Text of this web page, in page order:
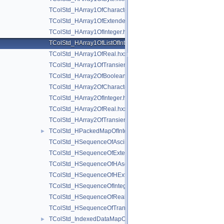
TColStd_HArray1OfCharacter.hxx
TColStd_HArray1OfExtendedString.hxx
TColStd_HArray1OfInteger.hxx
TColStd_HArray1OfListOfInteger.hxx
TColStd_HArray1OfReal.hxx
TColStd_HArray1OfTransient.hxx
TColStd_HArray2OfBoolean.hxx
TColStd_HArray2OfCharacter.hxx
TColStd_HArray2OfInteger.hxx
TColStd_HArray2OfReal.hxx
TColStd_HArray2OfTransient.hxx
►
TColStd_HPackedMapOfInteger.hxx
TColStd_HSequenceOfAsciiString.hxx
TColStd_HSequenceOfExtendedString.hxx
TColStd_HSequenceOfHAsciiString.hxx
TColStd_HSequenceOfHExtendedString.hxx
TColStd_HSequenceOfInteger.hxx
TColStd_HSequenceOfReal.hxx
TColStd_HSequenceOfTransient.hxx
► TColStd_IndexedDataMapOfStringString.hxx